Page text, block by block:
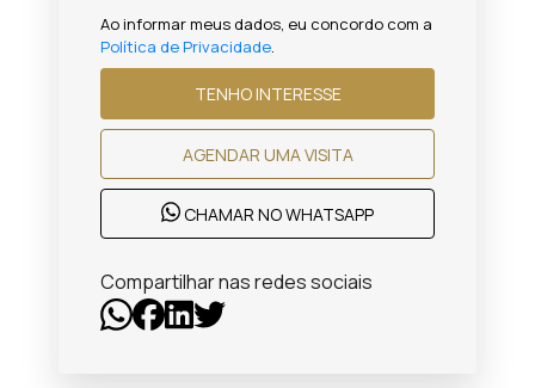
Ao informar meus dados, eu concordo com a
Política de Privacidade.
TENHO INTERESSE
AGENDAR UMA VISITA
CHAMAR NO WHATSAPP
Compartilhar nas redes sociais